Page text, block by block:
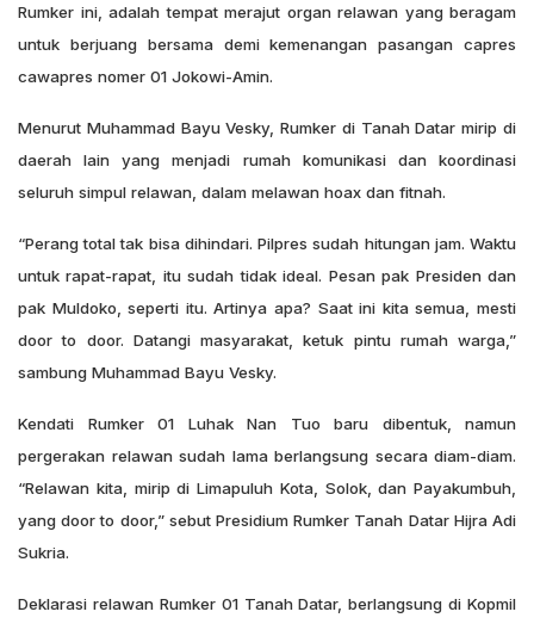
Rumker ini, adalah tempat merajut organ relawan yang beragam
untuk berjuang bersama demi kemenangan pasangan capres
cawapres nomer 01 Jokowi-Amin.
Menurut Muhammad Bayu Vesky, Rumker di Tanah Datar mirip di
daerah lain yang menjadi rumah komunikasi dan koordinasi
seluruh simpul relawan, dalam melawan hoax dan fitnah.
“Perang total tak bisa dihindari. Pilpres sudah hitungan jam. Waktu
untuk rapat-rapat, itu sudah tidak ideal. Pesan pak Presiden dan
pak Muldoko, seperti itu. Artinya apa? Saat ini kita semua, mesti
door to door. Datangi masyarakat, ketuk pintu rumah warga,”
sambung Muhammad Bayu Vesky.
Kendati Rumker 01 Luhak Nan Tuo baru dibentuk, namun
pergerakan relawan sudah lama berlangsung secara diam-diam.
“Relawan kita, mirip di Limapuluh Kota, Solok, dan Payakumbuh,
yang door to door,” sebut Presidium Rumker Tanah Datar Hijra Adi
Sukria.
Deklarasi relawan Rumker 01 Tanah Datar, berlangsung di Kopmil